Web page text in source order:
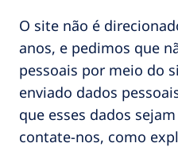
O site não é
anos, e pedimos que
pessoais por meio do
enviado dados
que esses dados
contate-nos, como